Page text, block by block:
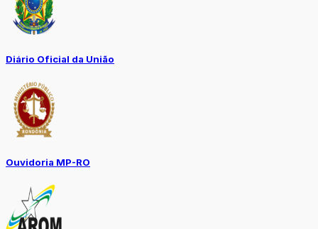
Diário Oficial da União
Ouvidoria MP-RO